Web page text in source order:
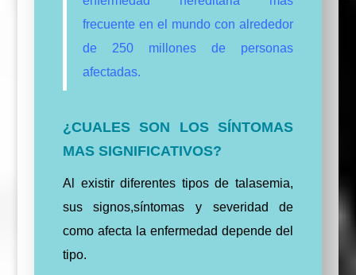
frecuente en el mundo con alrededor
de 250 millones de personas
afectadas.
¿CUALES SON LOS SÍNTOMAS
MAS SIGNIFICATIVOS?
Al existir diferentes tipos de talasemia,
sus signos,síntomas y severidad de
como afecta la enfermedad depende del
tipo.